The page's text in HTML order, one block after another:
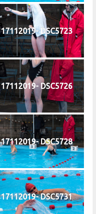
17112019- DSC5723
17112019- DSC5726
17112019- DSC5728
17112019- DSC5731